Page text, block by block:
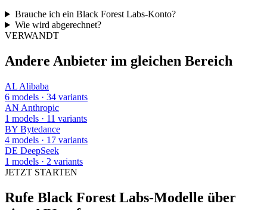
Brauche ich ein Black Forest Labs-Konto?
Wie wird abgerechnet?
VERWANDT
Andere Anbieter im gleichen Bereich
AL Alibaba
6 models · 34 variants
AN Anthropic
1 models · 11 variants
BY Bytedance
4 models · 17 variants
DE DeepSeek
1 models · 2 variants
JETZT STARTEN
Rufe Black Forest Labs-Modelle über